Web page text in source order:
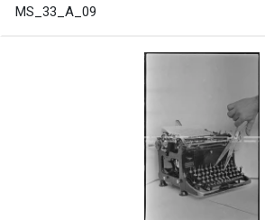
MS_33_A_09